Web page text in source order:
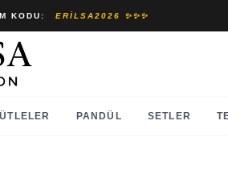
KODU: ERILSA2026 ✨✨✨
PANDÜL SETLER